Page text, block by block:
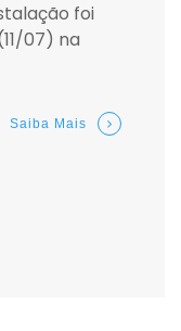
foi
07) na
Saiba Mais